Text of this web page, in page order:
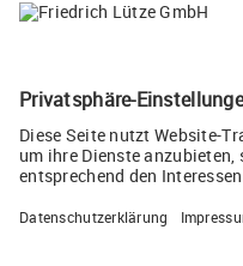
Bernhard Kurka, Frank
Twittern